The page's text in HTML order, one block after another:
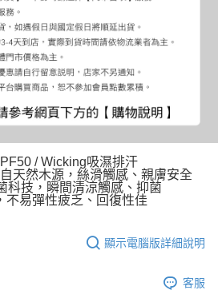
/ Wicking吸濕排汗
天然木源，絲滑觸感、親膚安全
科技，瞬間清涼觸感、抑菌
不易彈性疲乏、回復性佳
顯示電腦版詳細說明
客服